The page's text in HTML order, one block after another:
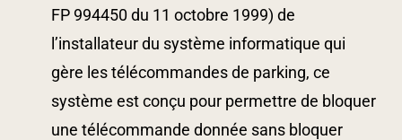
FP 994450 du 11 octobre 1999) de
l’installateur du système informatique qui
gère les télécommandes de parking, ce
système est conçu pour permettre de bloquer
une télécommande donnée sans bloquer